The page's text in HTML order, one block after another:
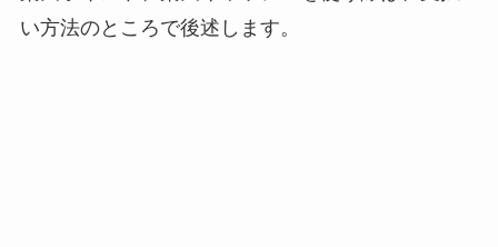
い方法のところで後述します。